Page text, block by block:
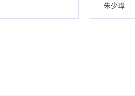
朱少璋